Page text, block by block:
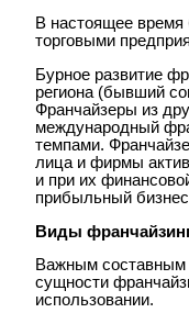
В настоящее
торговыми
Бурное развитие
региона (бывший
Франчайзеры из
международный
темпами.
лица и фирмы
и при их
прибыльный
Виды
Важным составным
сущности
использовании.